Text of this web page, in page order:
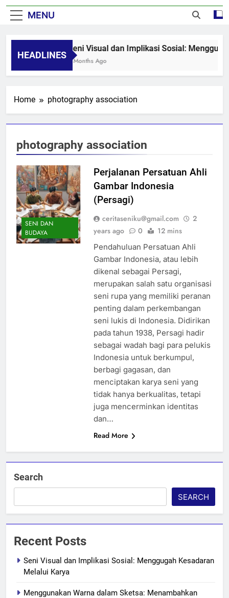
MENU
HEADLINES
Seni Visual dan Implikasi Sosial:
8 Months Ago
Home photography association
photography association
SENI DAN
BUDAYA
Perjalanan Persatuan Ahli
Gambar Indonesia
(Persagi)
ceritaseniku@gmail.com
2
years ago
0 12 mins
Pendahuluan Persatuan Ahli
Gambar Indonesia, atau lebih
dikenal sebagai Persagi,
merupakan salah satu organisasi
seni rupa yang memiliki peranan
penting dalam perkembangan
seni lukis di Indonesia. Didirikan
pada tahun 1938, Persagi hadir
sebagai wadah bagi para pelukis
Indonesia untuk berkumpul,
berbagi gagasan, dan
menciptakan karya seni yang
tidak hanya berkualitas, tetapi
juga mencerminkan identitas
dan…
Read More
Search
SEARCH
Recent Posts
Seni Visual dan Implikasi Sosial: Menggugah Kesadaran
Melalui Karya
Menggunakan Warna dalam Sketsa: Menambahkan